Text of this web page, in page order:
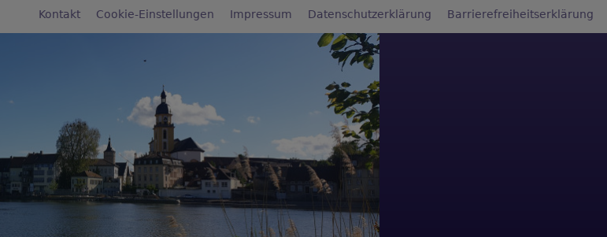
Fußbereichsmenü
Kontakt Cookie-Einstellungen Impressum Datenschutzerklärung Barrierefreiheitserklärung